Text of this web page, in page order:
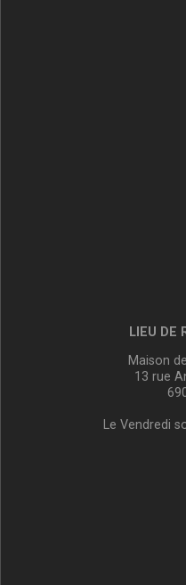
LIEU DE
Maison
13 rue
Le Vendredi